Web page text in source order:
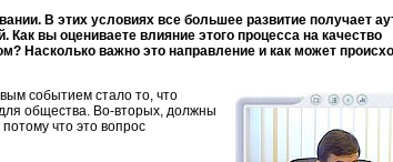
В этих условиях все большее развитие получает
Как вы оцениваете влияние этого процесса на качество
Насколько важно это направление и как может
событием стало то, что
общества. Во-вторых, должны
что это вопрос